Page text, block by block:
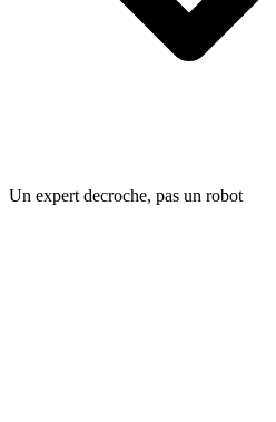
Un expert decroche, pas un robot